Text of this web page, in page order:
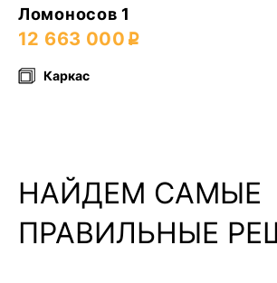
Ломоносов 1
12 663 000
Каркас
НАЙДЕМ САМЫЕ
ПРАВИЛЬНЫЕ